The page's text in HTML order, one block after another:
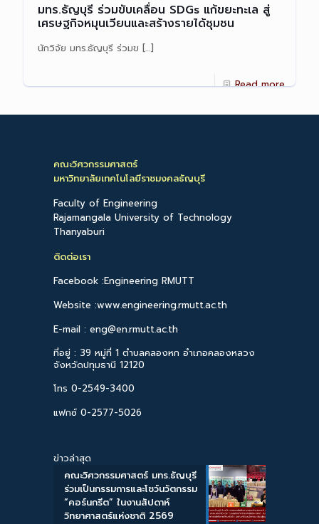
มทร.ธัญบุรี ร่วมขับเคลื่อน SDGs แก้ขยะทะเล สู่
เศรษฐกิจหมุนเวียนและสร้างรายได้ชุมชน
นักวิจัย มทร.ธัญบุรี ร่วมข […]
Read more
คณะวิศวกรรมศาสตร์
มหาวิทยาลัยเทคโนโลยีราชมงคลธัญบุรี
Faculty of Engineering
Rajamangala University of Technology
Thanyaburi
ติดต่อเรา
Facebook :Engineering RMUTT
Website :www.engineering.rmutt.ac.th
E-mail : eng@en.rmutt.ac.th
ที่อยู่ : 39 หมู่ที่ 1 ตำบลคลองหก อำเภอคลองหลวง
จังหวัดปทุมธานี 12120
โทร 0-2549-3400
แฟกซ์ 0-2577-5026
ข่าวล่าสุด
คณะวิศวกรรมศาสตร์ มทร.ธัญบุรี
ร่วมเป็นกรรมการและโชว์นวัตกรรม
“คอร์นกรีต” ในงานสัปดาห์
วิทยาศาสตร์แห่งชาติ 2569